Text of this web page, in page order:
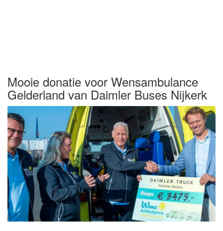
Mooie donatie voor Wensambulance
Gelderland van Daimler Buses Nijkerk